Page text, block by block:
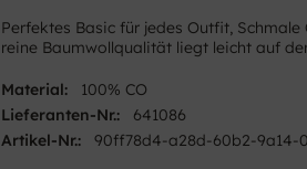
Perfektes Basic für jedes Outfit,
reine Baumwollqualität liegt leicht auf
Material:
100% CO
Lieferanten-Nr.:
641086
Artikel-Nr.:
90ff78d4-a28d-60b2-9a14-